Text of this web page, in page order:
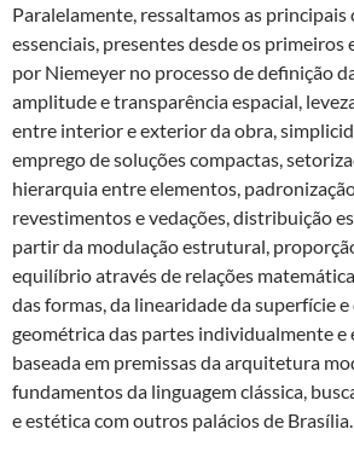
Paralelamente, ressaltamos as
essenciais, presentes desde os
por Niemeyer no processo de definição
amplitude e transparência espacial,
entre interior e exterior da obra,
emprego de soluções compactas,
hierarquia entre elementos,
revestimentos e vedações, distribuição
partir da modulação estrutural,
equilíbrio através de relações
das formas, da linearidade da superfície
geométrica das partes individualmente e
baseada em premissas da arquitetura
fundamentos da linguagem clássica,
e estética com outros palácios de